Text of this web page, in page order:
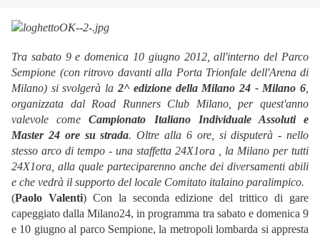
Tra sabato 9 e domenica 10 giugno 2012, all'interno del Parco
Sempione (con ritrovo davanti alla Porta Trionfale dell'Arena di
Milano) si svolgerà la 2^ edizione della Milano 24 - Milano 6
organizzata dal Road Runners Club Milano, per quest'anno
valevole comeCampionato Italiano Individuale Assoluti e
Master 24 ore su strada. Oltre alla 6 ore, si disputerà - nello
stesso arco di tempo - una staffetta 24X1ora , la Milano per tutti
24X1ora, alla quale parteciparenno anche dei diversamenti abili
e che vedrà il supporto del locale Comitato italaino paralimpico.
(Paolo Valenti) Con la seconda edizione del trittico di gare
capeggiato dalla Milano24, in programma tra sabato e domenica 9
e 10 giugno al parco Sempione, la metropoli lombarda si appresta